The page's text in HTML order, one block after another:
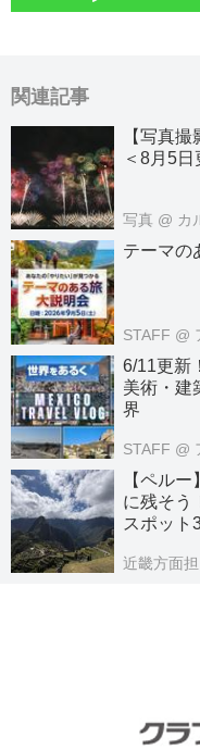
関連記事
【写真
＜8月5日
写真 @ カ
テーマの
STAFF @
6/11更新
美術・建
界
STAFF @
【ペル
に残そう
スポット
近畿方面担